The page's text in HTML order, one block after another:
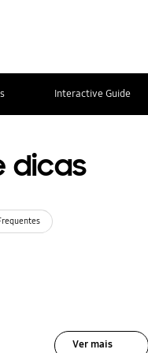
Interactive Guide
dicas
Ver mais